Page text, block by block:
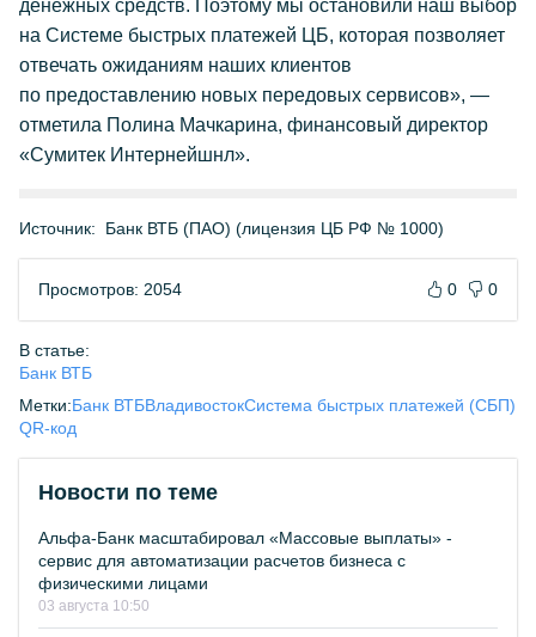
денежных средств. Поэтому мы остановили наш выбор
на Системе быстрых платежей ЦБ, которая позволяет
отвечать ожиданиям наших клиентов
по предоставлению новых передовых сервисов», —
отметила Полина Мачкарина, финансовый директор
«Сумитек Интернейшнл».
Источник: Банк ВТБ (ПАО) (лицензия ЦБ РФ № 1000)
Просмотров: 2054 0 0
В статье:
Банк ВТБ
Метки:Банк ВТБВладивостокСистема быстрых платежей (СБП)
QR-код
Новости по теме
Альфа-Банк масштабировал «Массовые выплаты» -
сервис для автоматизации расчетов бизнеса с
физическими лицами
03 августа 10:50